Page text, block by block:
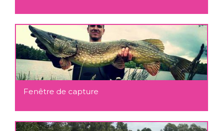
Fenêtre de capture